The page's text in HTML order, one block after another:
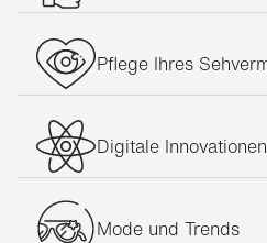
Pflege Ihres
Digitale
Mode und Trends